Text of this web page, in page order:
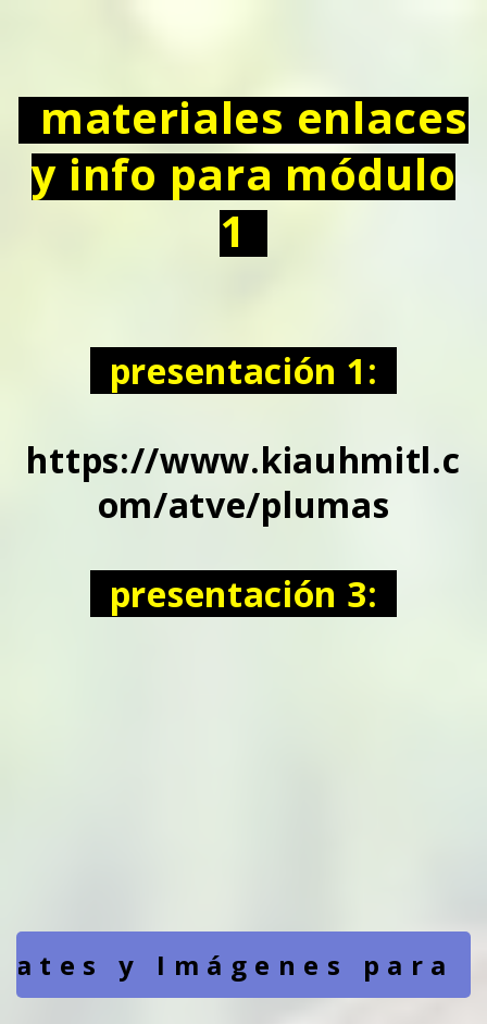
materiales enlaces
y info para módulo
1
presentación 1:
https://www.kiauhmitl.c
om/atve/plumas
presentación 3:
y Imágenes para